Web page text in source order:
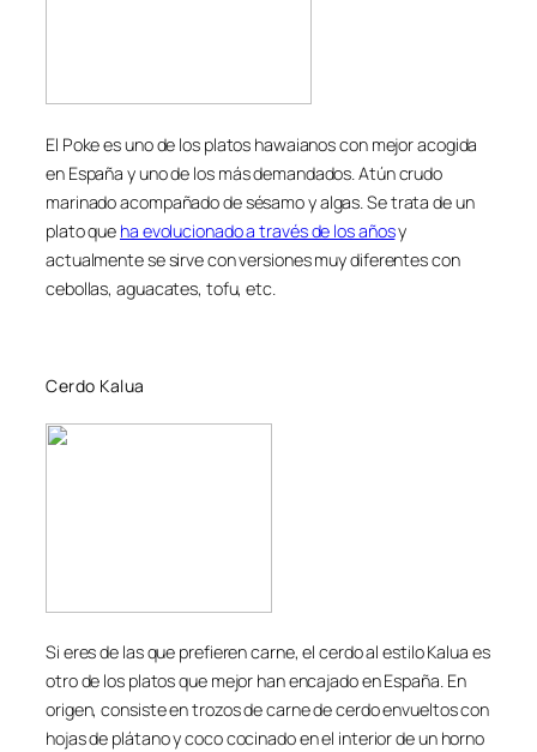
El Poke es uno de los platos hawaianos con mejor acogida
en España y uno de los más demandados. Atún crudo
marinado acompañado de sésamo y algas. Se trata de un
plato que ha evolucionado a través de los añosy
actualmente se sirve con versiones muy diferentes con
cebollas, aguacates, tofu, etc.
Cerdo Kalua
Si eres de las que prefieren carne, el cerdo al estilo Kalua es
otro de los platos que mejor han encajado en España. En
origen, consiste en trozos de carne de cerdo envueltos con
hojas de plátano y coco cocinado en el interior de un horno